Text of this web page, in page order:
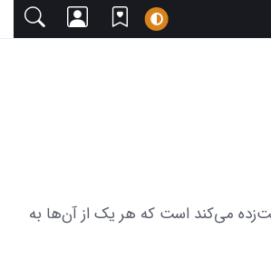
مانتو حریر مشکی بلند که همه را شگفت‌زده می‌کند است که هر یک از آن‌ها به